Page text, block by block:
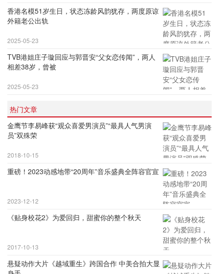
香港名模51岁生日，状态冻龄风韵犹存，两度原谅
外籍老公出轨
2025-05-23
TVB港姐庄子璇回应与郭晋安“父女恋传闻”，两人
相差38岁，曾被
2025-05-23
热门文章
金鹰节李易峰获“观众喜爱男演员”“最具人气男演
员”双殊荣
2018-10-15
重磅！2023动感地带“20周年”音乐盛典全阵容官宣
2023-12-12
《贴身校花2》为爱回归，甜蜜你的整个秋天
2017-10-13
悬疑动作大片《越域重生》跨国合作 中美合拍大显